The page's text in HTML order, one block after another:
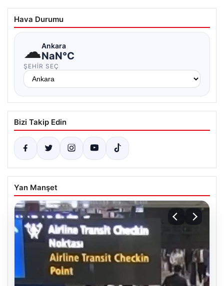
Hava Durumu
☁Ankara
NaN°C
ŞEHIR SEÇ
Bizi Takip Edin
Yan Manşet